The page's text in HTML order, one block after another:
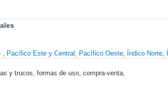
Pacífico Este y Central Pacífico Oeste Índico Norte
y trucos, formas de uso, compra-venta,